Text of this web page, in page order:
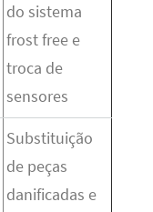
do sistema
frost free e
troca de
sensores
Substituição
de peças
danificadas e